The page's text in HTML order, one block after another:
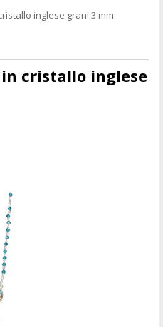
inglese grani 3 mm
cristallo inglese